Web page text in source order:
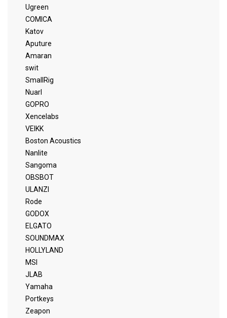
Ugreen
COMICA
Katov
Aputure
Amaran
swit
SmallRig
Nuarl
GOPRO
Xencelabs
VEIKK
Boston Acoustics
Nanlite
Sangoma
OBSBOT
ULANZI
Rode
GODOX
ELGATO
SOUNDMAX
HOLLYLAND
MSI
JLAB
Yamaha
Portkeys
Zeapon